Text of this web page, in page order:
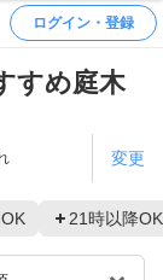
ログイン・登録
すめ庭木
変更
21時以降OK